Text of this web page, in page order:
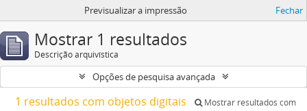
Previsualizar a impressão Fechar
Mostrar 1 resultados
Descrição arquivística
Opções de pesquisa avançada
1 resultados com objetos digitais
Mostrar resultados com